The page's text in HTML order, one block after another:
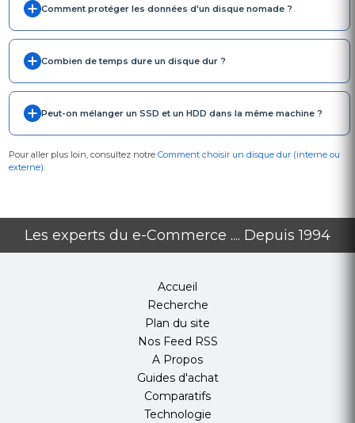
Comment protéger les données d'un disque nomade ?
Combien de temps dure un disque dur ?
Peut-on mélanger un SSD et un HDD dans la même machine ?
Pour aller plus loin, consultez notre Comment choisir un disque dur (interne ou
externe).
Les experts du e-Commerce .... Depuis 1994
Accueil
Recherche
Plan du site
Nos Feed RSS
A Propos
Guides d'achat
Comparatifs
Technologie